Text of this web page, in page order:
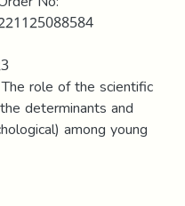
role of the scientific
determinants and
among young